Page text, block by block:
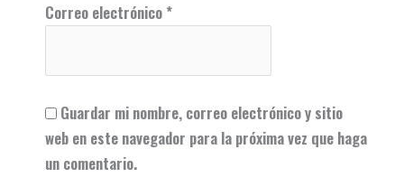
Correo electrónico *
Guardar mi nombre, correo electrónico y sitio
web en este navegador para la próxima vez que haga
un comentario.